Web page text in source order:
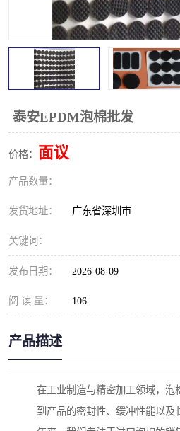
泰安EPDM泡棉批发
价格： 面议
产品数量：
发货地址： 广东省深圳市
关键词：
发布日期： 2026-08-09
阅 读 量： 106
产品描述
在工业制造与精密加工领域，泡
到产品的密封性、缓冲性能以及